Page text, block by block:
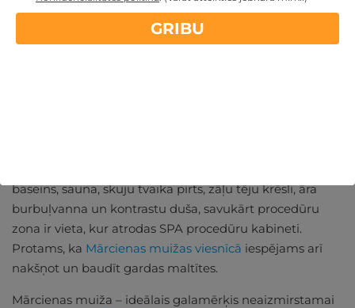
baseins, sauna, skuju tvaika pirts, zāļu tēju krēsli, āra
burbuļvanna un kontrastu duša, savukārt procedūru
zona ir vieta, kur atrodas SPA procedūru kabineti.
Protams, ka Mārcienas muižas viesnīcā iespējams arī
nakšņot un baudīt gardas maltītes.
Mārcienas muiža – ideālais galamērķis neaizmirstamai
GRIBU